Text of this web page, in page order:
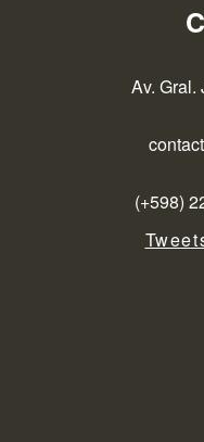
Av. Gral.
(+598)